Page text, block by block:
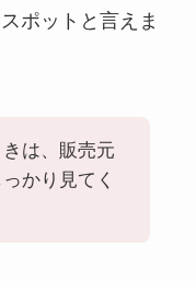
ポットと言えま
は、販売元
かり見てく